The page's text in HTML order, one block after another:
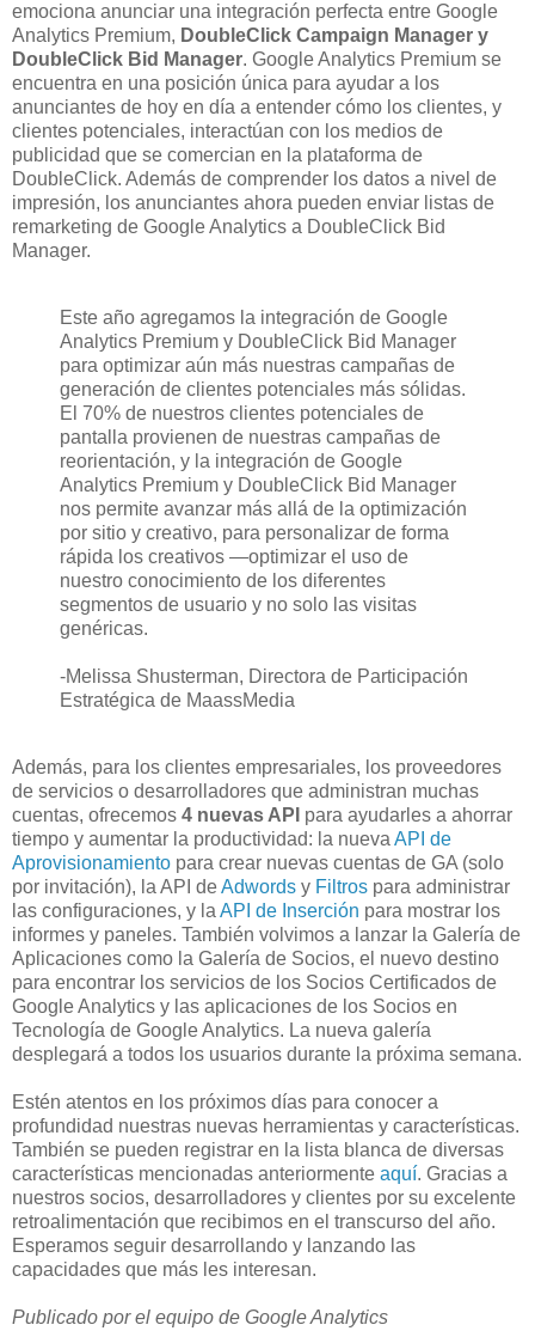
emociona anunciar una integración perfecta entre Google
Analytics Premium, DoubleClick Campaign Manager y
DoubleClick Bid Manager. Google Analytics Premium se
encuentra en una posición única para ayudar a los
anunciantes de hoy en día a entender cómo los clientes, y
clientes potenciales, interactúan con los medios de
publicidad que se comercian en la plataforma de
DoubleClick. Además de comprender los datos a nivel de
impresión, los anunciantes ahora pueden enviar listas de
remarketing de Google Analytics a DoubleClick Bid
Manager.
Este año agregamos la integración de Google
Analytics Premium y DoubleClick Bid Manager
para optimizar aún más nuestras campañas de
generación de clientes potenciales más sólidas.
El 70% de nuestros clientes potenciales de
pantalla provienen de nuestras campañas de
reorientación, y la integración de Google
Analytics Premium y DoubleClick Bid Manager
nos permite avanzar más allá de la optimización
por sitio y creativo, para personalizar de forma
rápida los creativos —optimizar el uso de
nuestro conocimiento de los diferentes
segmentos de usuario y no solo las visitas
genéricas.
-Melissa Shusterman, Directora de Participación
Estratégica de MaassMedia
Además, para los clientes empresariales, los proveedores
de servicios o desarrolladores que administran muchas
cuentas, ofrecemos 4 nuevas API para ayudarles a ahorrar
tiempo y aumentar la productividad: la nueva API de
Aprovisionamiento para crear nuevas cuentas de GA (solo
por invitación), la API deAdwords y Filtros para administrar
las configuraciones, y la API de Inserción para mostrar los
informes y paneles. También volvimos a lanzar la Galería de
Aplicaciones como la Galería de Socios, el nuevo destino
para encontrar los servicios de los Socios Certificados de
Google Analytics y las aplicaciones de los Socios en
Tecnología de Google Analytics. La nueva galería
desplegará a todos los usuarios durante la próxima semana.
Estén atentos en los próximos días para conocer a
profundidad nuestras nuevas herramientas y características.
También se pueden registrar en la lista blanca de diversas
características mencionadas anteriormente aquí. Gracias a
nuestros socios, desarrolladores y clientes por su excelente
retroalimentación que recibimos en el transcurso del año.
Esperamos seguir desarrollando y lanzando las
capacidades que más les interesan.
Publicado por el equipo de Google Analytics